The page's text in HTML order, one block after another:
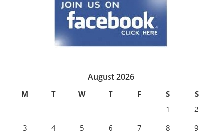
August 2026
M T W T F S
S
1
2
3
4 5 6 7 8
9